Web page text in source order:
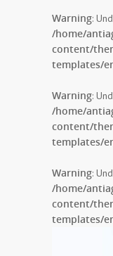
Warning:
/home/
content/
templates/
Warning:
/home/
content/
templates/
Warning:
/home/
content/
templates/